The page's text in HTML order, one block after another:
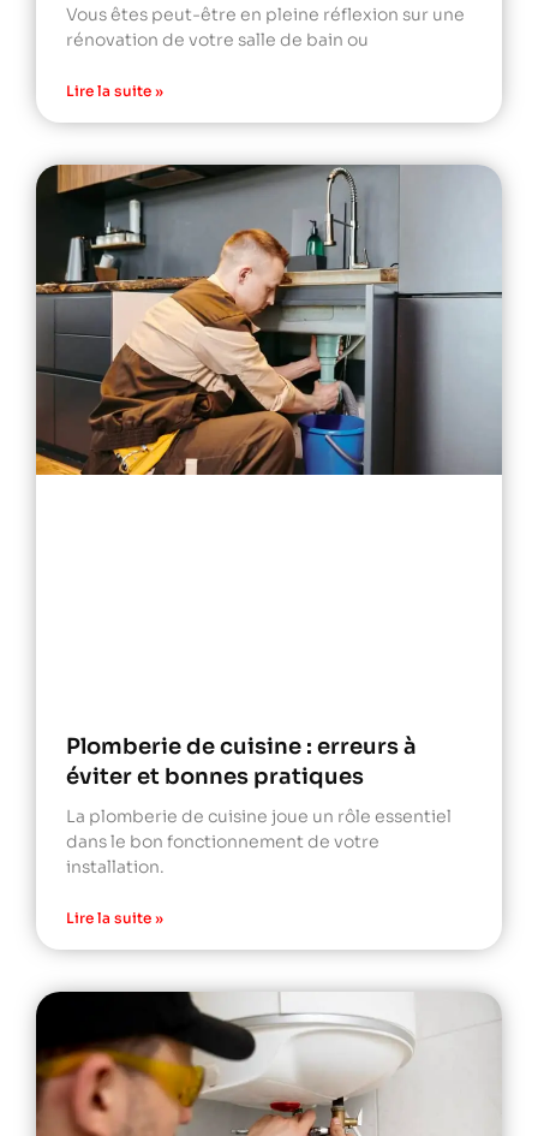
Vous êtes peut-être en pleine réflexion sur une
rénovation de votre salle de bain ou
Lire la suite »
Plomberie de cuisine : erreurs à
éviter et bonnes pratiques
La plomberie de cuisine joue un rôle essentiel
dans le bon fonctionnement de votre
installation.
Lire la suite »